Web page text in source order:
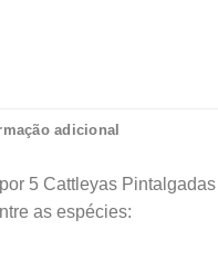
adicional
5 Cattleyas
as espécies: